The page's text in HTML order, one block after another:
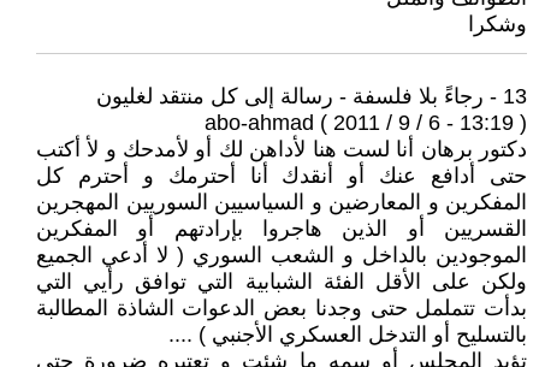
وشكرا
13 - رجاءً بلا فلسفة - رسالة إلى كل منتقد لغليون
abo-ahmad ( 2011 / 9 / 6 - 13:19 )
دكتور برهان أنا لست هنا لأداهن لك أو لأمدحك و لأ أكتب
حتى أدافع عنك أو أنقدك أنا أحترمك و أحترم كل
المفكرين و المعارضين و السياسيين السوريين المهجرين
القسريين أو الذين هاجروا بإرادتهم أو المفكرين
الموجودين بالداخل و الشعب السوري ( لا أدعي الجميع
ولكن على الأقل الفئة الشبابية التي توافق رأيي التي
بدأت تتململ حتى وجدنا بعض الدعوات الشاذة المطالبة
بالتسليح أو التدخل العسكري الأجنبي ) ....
تؤيد المجلس أو سمه ما شئت و تعتبره ضرورة حتى